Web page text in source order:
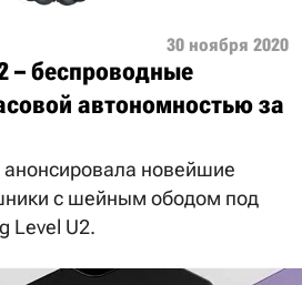
30 ноября 2020
– беспроводные
автономностью за
новейшие
с шейным ободом под
Level U2.